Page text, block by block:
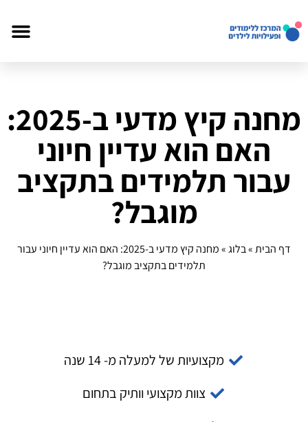
מחנה קיץ מדעי ב-2025:
האם הוא עדיין חיוני
עבור תלמידים בתקציב
מוגבל?
דף הבית»בלוג»
מחנה קיץ מדעי ב-2025: האם הוא עדיין חיוני עבור
תלמידים בתקציב מוגבל?
מקצועיות של למעלה מ- 14 שנה
צוות מקצועי וותיק בתחום